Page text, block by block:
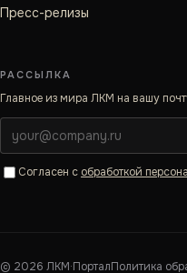
Пресс-релизы
РАССЫЛКА
Главное из мира ЛКМ на вашу
Согласен с обработкой
© 2026 ЛКМ·ПорталПолитика